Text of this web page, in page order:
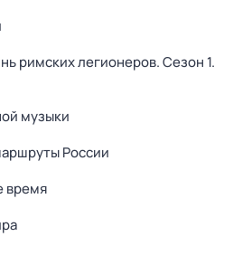
римских легионеров. Сезон 1.
музыки
России
время